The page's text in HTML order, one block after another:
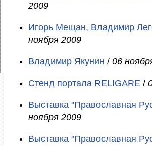
2009
Игорь Мещан, Владимир
ноября 2009
Владимир Якунин / 06
Стенд портала RELIGARE /
Выставка "Православная
ноября 2009
Выставка "Православная